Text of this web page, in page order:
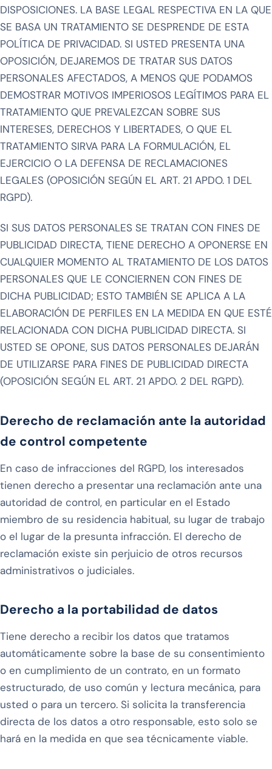
DISPOSICIONES. LA BASE LEGAL RESPECTIVA EN LA QUE
SE BASA UN TRATAMIENTO SE DESPRENDE DE ESTA
POLÍTICA DE PRIVACIDAD. SI USTED PRESENTA UNA
OPOSICIÓN, DEJAREMOS DE TRATAR SUS DATOS
PERSONALES AFECTADOS, A MENOS QUE PODAMOS
DEMOSTRAR MOTIVOS IMPERIOSOS LEGÍTIMOS PARA EL
TRATAMIENTO QUE PREVALEZCAN SOBRE SUS
INTERESES, DERECHOS Y LIBERTADES, O QUE EL
TRATAMIENTO SIRVA PARA LA FORMULACIÓN, EL
EJERCICIO O LA DEFENSA DE RECLAMACIONES
LEGALES (OPOSICIÓN SEGÚN EL ART. 21 APDO. 1 DEL
RGPD).
SI SUS DATOS PERSONALES SE TRATAN CON FINES DE
PUBLICIDAD DIRECTA, TIENE DERECHO A OPONERSE EN
CUALQUIER MOMENTO AL TRATAMIENTO DE LOS DATOS
PERSONALES QUE LE CONCIERNEN CON FINES DE
DICHA PUBLICIDAD; ESTO TAMBIÉN SE APLICA A LA
ELABORACIÓN DE PERFILES EN LA MEDIDA EN QUE ESTÉ
RELACIONADA CON DICHA PUBLICIDAD DIRECTA. SI
USTED SE OPONE, SUS DATOS PERSONALES DEJARÁN
DE UTILIZARSE PARA FINES DE PUBLICIDAD DIRECTA
(OPOSICIÓN SEGÚN EL ART. 21 APDO. 2 DEL RGPD).
Derecho de reclamación ante la autoridad
de control competente
En caso de infracciones del RGPD, los interesados
tienen derecho a presentar una reclamación ante una
autoridad de control, en particular en el Estado
miembro de su residencia habitual, su lugar de trabajo
o el lugar de la presunta infracción. El derecho de
reclamación existe sin perjuicio de otros recursos
administrativos o judiciales.
Derecho a la portabilidad de datos
Tiene derecho a recibir los datos que tratamos
automáticamente sobre la base de su consentimiento
o en cumplimiento de un contrato, en un formato
estructurado, de uso común y lectura mecánica, para
usted o para un tercero. Si solicita la transferencia
directa de los datos a otro responsable, esto solo se
hará en la medida en que sea técnicamente viable.